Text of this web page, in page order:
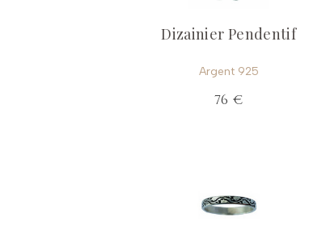
Dizainier Pendentif
Argent 925
76 €